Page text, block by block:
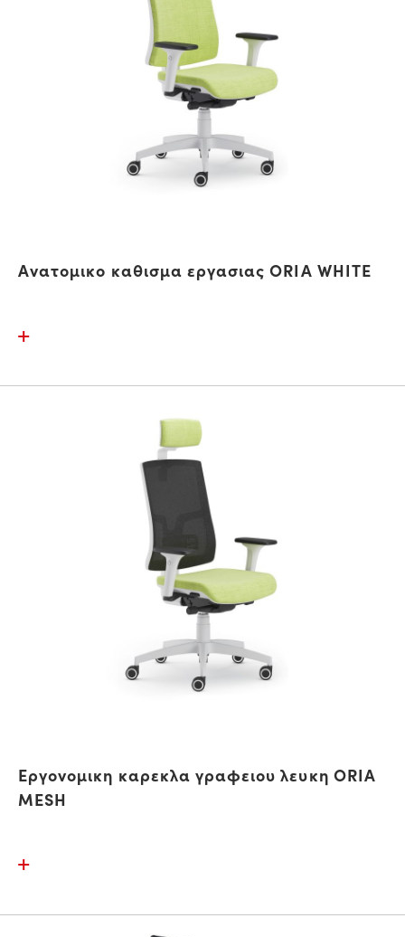
Ανατομικο καθισμα εργασιας ORIA WHITE
Εργονομικη καρεκλα γραφειου λευκη ORIA
MESH